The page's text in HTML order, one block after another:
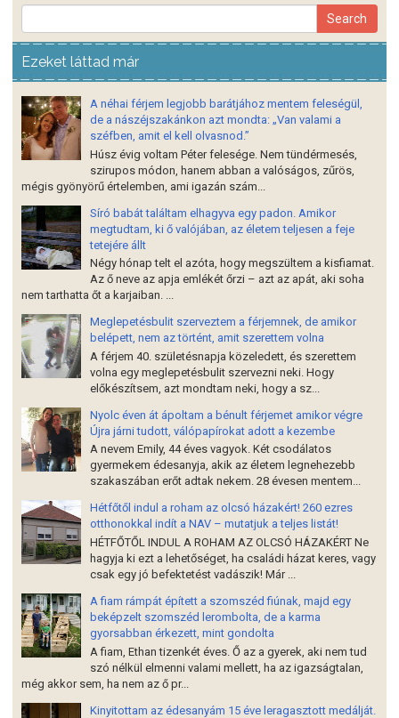
Ezeket láttad már
A néhai férjem legjobb barátjához mentem feleségül,
de a nászéjszakánkon azt mondta: „Van valami a
széfben, amit el kell olvasnod.”
Húsz évig voltam Péter felesége. Nem tündérmesés,
szirupos módon, hanem abban a valóságos, zűrös,
mégis gyönyörű értelemben, ami igazán szám...
Síró babát találtam elhagyva egy padon. Amikor
megtudtam, ki ő valójában, az életem teljesen a feje
tetejére állt
Négy hónap telt el azóta, hogy megszültem a kisfiamat.
Az ő neve az apja emlékét őrzi – azt az apát, aki soha
nem tarthatta őt a karjaiban. ...
Meglepetésbulit szerveztem a férjemnek, de amikor
belépett, nem az történt, amit szerettem volna
A férjem 40. születésnapja közeledett, és szerettem
volna egy meglepetésbulit szervezni neki. Hogy
előkészítsem, azt mondtam neki, hogy a sz...
Nyolc éven át ápoltam a bénult férjemet amikor végre
Újra járni tudott, válópapírokat adott a kezembe
A nevem Emily, 44 éves vagyok. Két csodálatos
gyermekem édesanyja, akik az életem legnehezebb
szakaszában erőt adtak nekem. 28 évesen mentem...
Hétfőtől indul a roham az olcsó házakért! 260 ezres
otthonokkal indít a NAV – mutatjuk a teljes listát!
HÉTFŐTŐL INDUL A ROHAM AZ OLCSÓ HÁZAKÉRT Ne
hagyja ki ezt a lehetőséget, ha családi házat keres, vagy
csak egy jó befektetést vadászik! Már ...
A fiam rámpát épített a szomszéd fiúnak, majd egy
beképzelt szomszéd lerombolta, de a karma
gyorsabban érkezett, mint gondolta
A fiam, Ethan tizenkét éves. Ő az a gyerek, aki nem tud
szó nélkül elmenni valami mellett, ha az igazságtalan,
még akkor sem, ha nem az ő pr...
Kinyitottam az édesanyám 15 éve leragasztott medálját.